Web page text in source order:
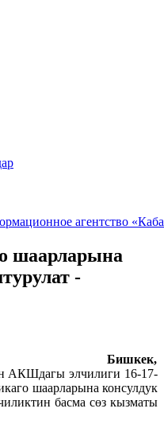
шаарларына
-
Бишкек,
АКШдагы элчилиги 16-17-
шаарларына консулдук
басма сөз кызматы